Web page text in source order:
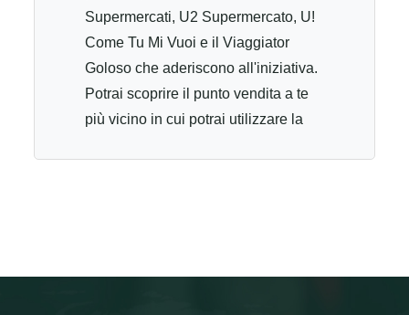
Supermercati, U2 Supermercato, U!
Come Tu Mi Vuoi e il Viaggiator
Goloso che aderiscono all'iniziativa.
Potrai scoprire il punto vendita a te
più vicino in cui potrai utilizzare la